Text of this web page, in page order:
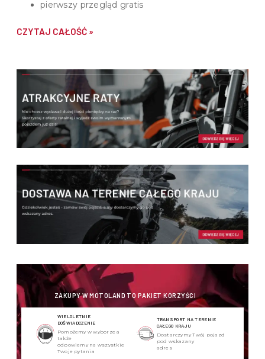
pierwszy przegląd gratis
CZYTAJ CAŁOŚĆ »
ZAKUPY W MOTOLAND TO PAKIET KORZYŚCI
WIELOLETNIE
DOŚWIADCZENIE
Pomożemy w wyborze a
także
odpowiemy na wszystkie
Twoje pytania
TRANSPORT NA TERENIE
CAŁEGO KRAJU
Dostarczymy Twój pojazd
pod wskazany
adres